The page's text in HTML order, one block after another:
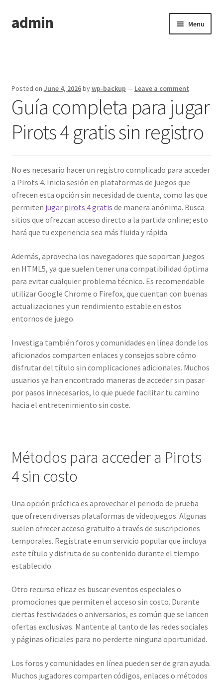
Skip
to
Skip
to
admin Menu
Posted on June 4, 2026bywp-backup — Leave a comment
Guía completa para jugar
Pirots 4 gratis sin registro
No es necesario hacer un registro complicado para acceder
a Pirots 4. Inicia sesión en plataformas de juegos que
ofrecen esta opción sin necesidad de cuenta, como las que
permiten jugar pirots 4 gratis de manera anónima. Busca
sitios que ofrezcan acceso directo a la partida online; esto
hará que tu experiencia sea más fluida y rápida.
Además, aprovecha los navegadores que soportan juegos
en HTML5, ya que suelen tener una compatibilidad óptima
para evitar cualquier problema técnico. Es recomendable
utilizar Google Chrome o Firefox, que cuentan con buenas
actualizaciones y un rendimiento estable en estos
entornos de juego.
Investiga también foros y comunidades en línea donde los
aficionados comparten enlaces y consejos sobre cómo
disfrutar del título sin complicaciones adicionales. Muchos
usuarios ya han encontrado maneras de acceder sin pasar
por pasos innecesarios, lo que puede facilitar tu camino
hacia el entretenimiento sin coste.
Métodos para acceder a Pirots
4 sin costo
Una opción práctica es aprovechar el periodo de prueba
que ofrecen diversas plataformas de videojuegos. Algunas
suelen ofrecer acceso gratuito a través de suscripciones
temporales. Regístrate en un servicio popular que incluya
este título y disfruta de su contenido durante el tiempo
establecido.
Otro recurso eficaz es buscar eventos especiales o
promociones que permiten el acceso sin costo. Durante
ciertas festividades o aniversarios, es común que se lancen
ofertas exclusivas. Mantente al tanto de las redes sociales
y páginas oficiales para no perderte ninguna oportunidad.
Los foros y comunidades en línea pueden ser de gran ayuda.
Muchos jugadores comparten códigos, enlaces o métodos